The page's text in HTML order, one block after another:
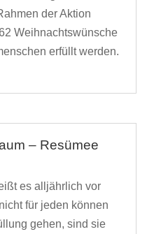
der Aktion
Weihnachtswünsche
erfüllt werden.
– Resümee
es alljährlich vor
für jeden können
gehen, sind sie